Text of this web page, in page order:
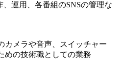
、運用、各番組のSNSの管理な
メラや音声、スイッチャー
めの技術職としての業務